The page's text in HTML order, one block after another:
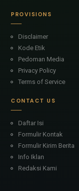
PROVISIONS
Disclaimer
Kode Etik
Pedoman Media
Privacy Policy
Terms of Service
CONTACT US
Daftar Isi
Formulir Kontak
Formulir Kirim Berita
Info Iklan
Redaksi Kami